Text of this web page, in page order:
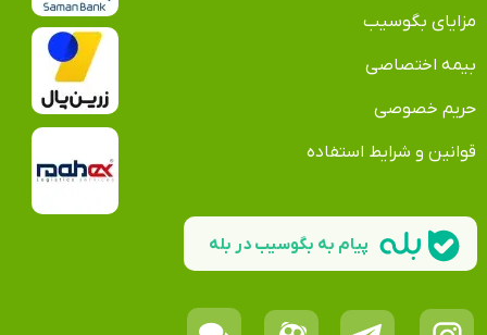
مزایای بگوسیب
بیمه اختصاصی
حریم خصوصی
قوانین و شرایط استفاده
پیام به بگوسیب در بله